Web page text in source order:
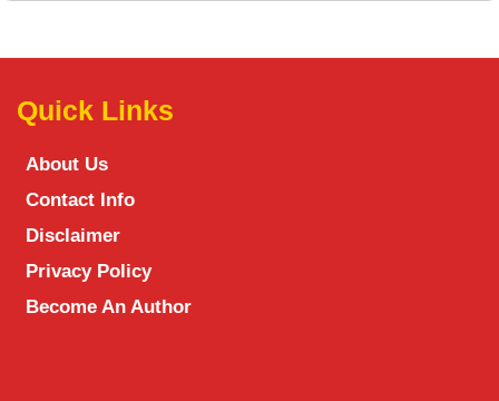
Quick Links
About Us
Contact Info
Disclaimer
Privacy Policy
Become An Author